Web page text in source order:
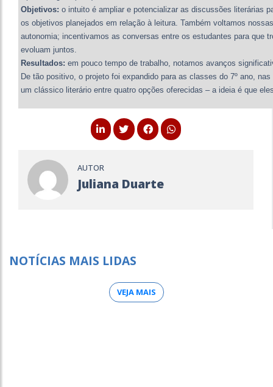
Objetivos: o intuito é ampliar e potencializar as discussões literárias
os objetivos planejados em relação à leitura. Também voltamos
autonomia; incentivamos as conversas entre os estudantes para que
evoluam juntos.
Resultados: em pouco tempo de trabalho, notamos avanços
De tão positivo, o projeto foi expandido para as classes do 7º ano,
um clássico literário entre quatro opções oferecidas – a ideia é que
AUTOR
Juliana Duarte
NOTÍCIAS MAIS LIDAS
VEJA MAIS